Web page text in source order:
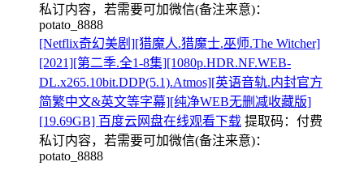
私订内容，若需要可加微信(备注来意)：
potato_8888
[Netflix奇幻美剧][猎魔人.猎魔士.巫师.The Witcher]
[2021][第二季.全1-8集][1080p.HDR.NF.WEB-
DL.x265.10bit.DDP(5.1).Atmos][英语音轨.内封官方
简繁中文&英文等字幕][纯净WEB无删减收藏版]
[19.69GB] 百度云网盘在线观看下载 提取码： 付费
私订内容，若需要可加微信(备注来意)：
potato_8888